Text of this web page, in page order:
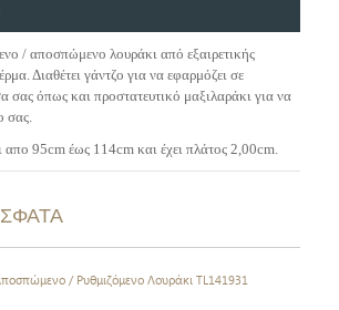
/ αποσπώμενο λουράκι από εξαιρετικής
Διαθέτει γάντζο για να εφαρμόζει σε
σας όπως και προστατευτικό μαξιλαράκι για να
σας.
απο 95cm έως 114cm και έχει πλάτος 2,00cm.
/ Ρυθμιζόμενο Λουράκι TL141931